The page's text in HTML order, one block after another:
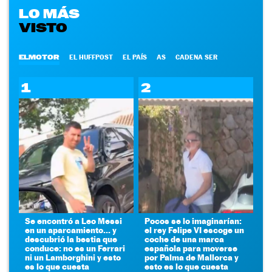
LO MÁS
VISTO
ELMOTOR EL HUFFPOST EL PAÍS AS CADENA SER
1
Se encontró a Leo Messi
en un aparcamiento... y
descubrió la bestia que
conduce: no es un Ferrari
ni un Lamborghini y esto
es lo que cuesta
2
Pocos se lo imaginarían:
el rey Felipe VI escoge un
coche de una marca
española para moverse
por Palma de Mallorca y
esto es lo que cuesta